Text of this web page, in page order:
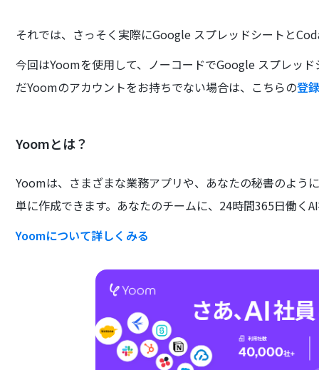
それでは、さっそく実際にGoogle スプレッドシートと
今回はYoomを使用して、ノーコードでGoogle スプレッ
だYoomのアカウントをお持ちでない場合は、こちらの登
Yoomとは？
Yoomは、さまざまな業務アプリや、あなたの秘書のよう
単に作成できます。あなたのチームに、24時間365日働く
Yoomについて詳しくみる